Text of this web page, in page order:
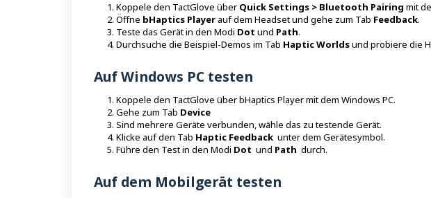
Koppele den TactGlove über Quick Settings > Bluetooth Pairing mit
Öffne bHaptics Player auf dem Headset und gehe zum Tab Feedback.
Teste das Gerät in den Modi Dot und Path.
Durchsuche die Beispiel-Demos im Tab Haptic Worldsund probiere die
Auf Windows PC testen
Koppele den TactGlove über bHaptics Player mit dem Windows PC.
Gehe zum Tab Device
Sind mehrere Geräte verbunden, wähle das zu testende Gerät.
Klicke auf den Tab Haptic Feedback unter dem Gerätesymbol.
Führe den Test in den Modi Dot und Path durch.
Auf dem Mobilgerät testen